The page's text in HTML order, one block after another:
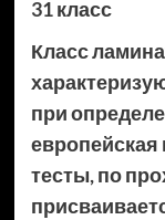
31 класс
Класс
при
тесты, по